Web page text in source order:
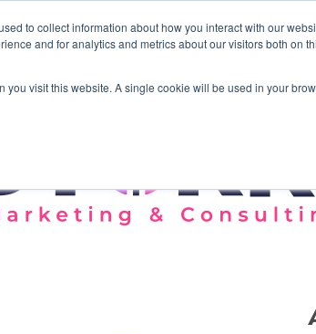
to collect information about how you interact with our
and for analytics and metrics about our visitors both on
you visit this website. A single cookie will be used in your